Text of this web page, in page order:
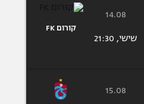
14.08
שישי, 21:30
קורום FK
15.08